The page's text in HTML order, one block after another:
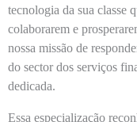
tecnologia da sua classe
colaborarem e
nossa missão de
do sector dos serviços
dedicada.
Essa especialização